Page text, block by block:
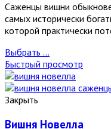
Саженцы вишни
самых исторически
которой практически
Выбрать ...
Быстрый просмотр
Закрыть
Вишня Новелла